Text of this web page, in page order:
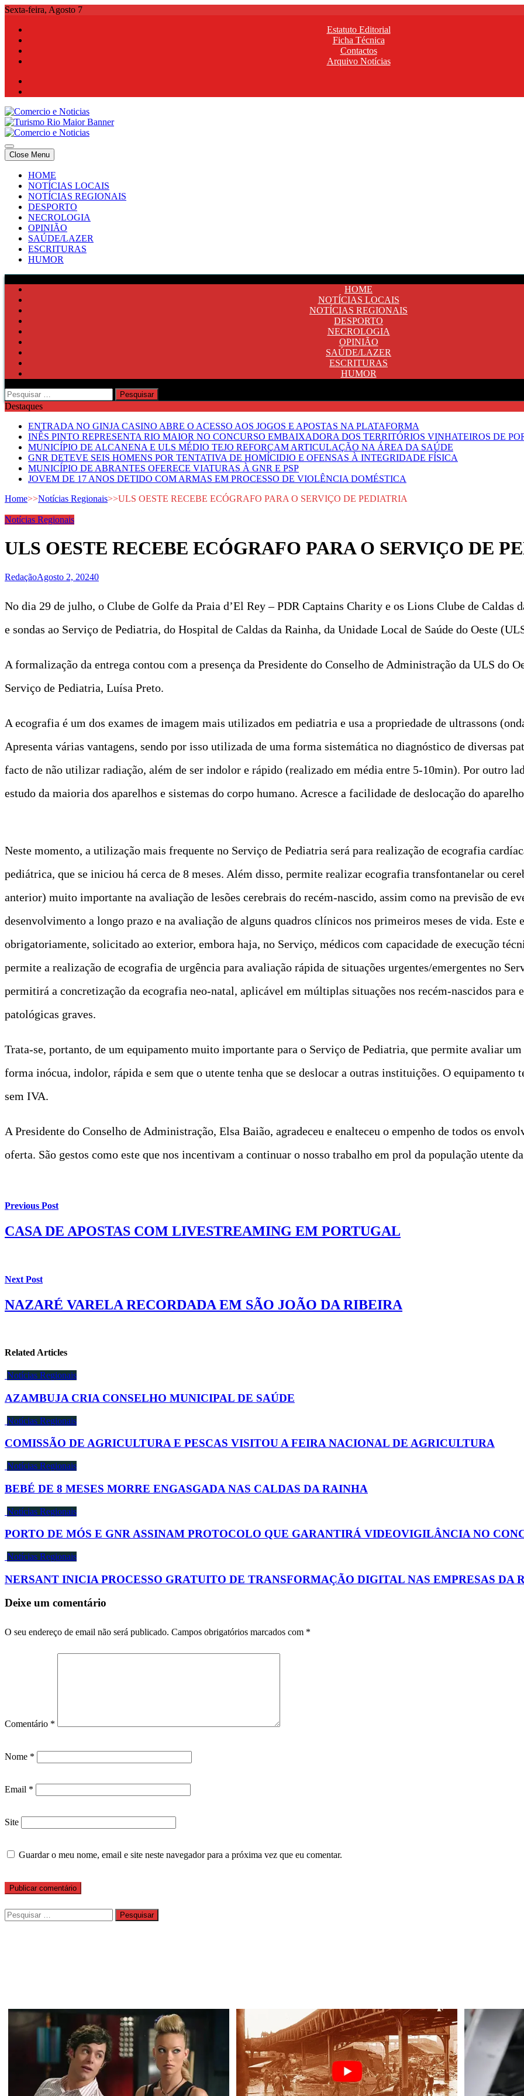
Skip
content
Sexta-feira, Agosto 7
Estatuto Editorial
Ficha Técnica
Contactos
Arquivo Notícias
Comercio e Noticias
Notícias e Publicidade Online
Comercio e Noticias
Notícias e Publicidade Online
Close Menu
HOME
NOTÍCIAS LOCAIS
NOTÍCIAS REGIONAIS
DESPORTO
NECROLOGIA
OPINIÃO
SAÚDE/LAZER
ESCRITURAS
HUMOR
HOME
NOTÍCIAS LOCAIS
NOTÍCIAS REGIONAIS
DESPORTO
NECROLOGIA
OPINIÃO
SAÚDE/LAZER
ESCRITURAS
HUMOR
Pesquisar
por:
Destaques
ENTRADA NO GINJA CASINO ABRE O ACESSO AOS JOGOS E APOSTAS NA PLATAFORMA
INÊS PINTO REPRESENTA RIO MAIOR NO CONCURSO EMBAIXADORA DOS TERRITÓRIOS VINHATEIROS DE
MUNICÍPIO DE ALCANENA E ULS MÉDIO TEJO REFORÇAM ARTICULAÇÃO NA ÁREA DA SAÚDE
GNR DETEVE SEIS HOMENS POR TENTATIVA DE HOMÍCIDIO E OFENSAS À INTEGRIDADE FÍSICA
MUNICÍPIO DE ABRANTES OFERECE VIATURAS À GNR E PSP
JOVEM DE 17 ANOS DETIDO COM ARMAS EM PROCESSO DE VIOLÊNCIA DOMÉSTICA
Home>>Notícias Regionais>>ULS OESTE RECEBE ECÓGRAFO PARA O SERVIÇO DE PEDIATRIA
Notícias Regionais
ULS OESTE RECEBE ECÓGRAFO PARA O SERVIÇO DE
RedaçãoAgosto 2, 20240
No dia 29 de julho, o Clube de Golfe da Praia d’El Rey – PDR Captains Charity e os Lions Clube de Caldas
e sondas ao Serviço de Pediatria, do Hospital de Caldas da Rainha, da Unidade Local de Saúde do Oeste
A formalização da entrega contou com a presença da Presidente do Conselho de Administração da ULS do
Serviço de Pediatria, Luísa Preto.
A ecografia é um dos exames de imagem mais utilizados em pediatria e usa a propriedade de ultrassons
Apresenta várias vantagens, sendo por isso utilizada de uma forma sistemática no diagnóstico de diversas
facto de não utilizar radiação, além de ser indolor e rápido (realizado em média entre 5-10min). Por outro
estudo da maioria dos aparelhos e sistemas do corpo humano. Acresce a facilidade de deslocação do
Neste momento, a utilização mais frequente no Serviço de Pediatria será para realização de ecografia
pediátrica, que se iniciou há cerca de 8 meses. Além disso, permite realizar ecografia transfontanelar ou
anterior) muito importante na avaliação de lesões cerebrais do recém-nascido, assim como na previsão de
desenvolvimento a longo prazo e na avaliação de alguns quadros clínicos nos primeiros meses de vida. Este
obrigatoriamente, solicitado ao exterior, embora haja, no Serviço, médicos com capacidade de execução
permite a realização de ecografia de urgência para avaliação rápida de situações urgentes/emergentes no
permitirá a concretização da ecografia neo-natal, aplicável em múltiplas situações nos recém-nascidos para
patológicas graves.
Trata-se, portanto, de um equipamento muito importante para o Serviço de Pediatria, que permite avaliar um
forma inócua, indolor, rápida e sem que o utente tenha que se deslocar a outras instituições. O equipamento
sem IVA.
A Presidente do Conselho de Administração, Elsa Baião, agradeceu e enalteceu o empenho de todos os
oferta. São gestos como este que nos incentivam a continuar o nosso trabalho em prol da população utente
Previous Post
CASA DE APOSTAS COM LIVESTREAMING EM PORTUGAL
Next Post
NAZARÉ VARELA RECORDADA EM SÃO JOÃO DA RIBEIRA
Related Articles
Notícias Regionais
AZAMBUJA CRIA CONSELHO MUNICIPAL DE SAÚDE
Notícias Regionais
COMISSÃO DE AGRICULTURA E PESCAS VISITOU A FEIRA NACIONAL DE AGRICULTURA
Notícias Regionais
BEBÉ DE 8 MESES MORRE ENGASGADA NAS CALDAS DA RAINHA
Notícias Regionais
PORTO DE MÓS E GNR ASSINAM PROTOCOLO QUE GARANTIRÁ VIDEOVIGILÂNCIA NO
Notícias Regionais
NERSANT INICIA PROCESSO GRATUITO DE TRANSFORMAÇÃO DIGITAL NAS EMPRESAS DA
Deixe um comentário
O seu endereço de email não será publicado. Campos obrigatórios marcados com *
Comentário *
Nome *
Email *
Site
Guardar o meu nome, email e site neste navegador para a próxima vez que eu comentar.
Pesquisar
por: